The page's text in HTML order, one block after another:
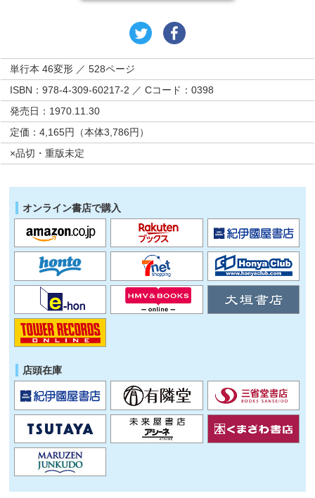
単行本 46変形 ／ 528ページ
ISBN：978-4-309-60217-2 ／ Cコード：0398
発売日：1970.11.30
定価：4,165円（本体3,786円）
×品切・重版未定
オンライン書店で購入
店頭在庫